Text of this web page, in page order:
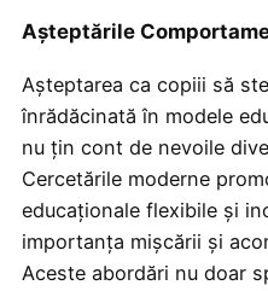
Așteptările
Așteptarea ca copiii să
înrădăcinată în modele
nu țin cont de nevoile
Cercetările moderne
educaționale flexibile și
importanța mișcării și
Aceste abordări nu doar